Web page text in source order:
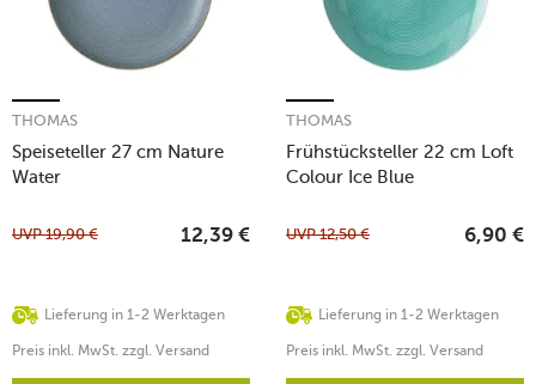
Speiseteller 27 cm Nature
Water
THOMAS
Lieferung in 1-2 Werktagen
UVP19,90 € 12,39 €
Preis inkl. MwSt. zzgl. Versand
Frühstücksteller 22 cm Loft
Colour Ice Blue
THOMAS
Lieferung in 1-2 Werktagen
UVP12,50 € 6,90 €
Preis inkl. MwSt. zzgl. Versand